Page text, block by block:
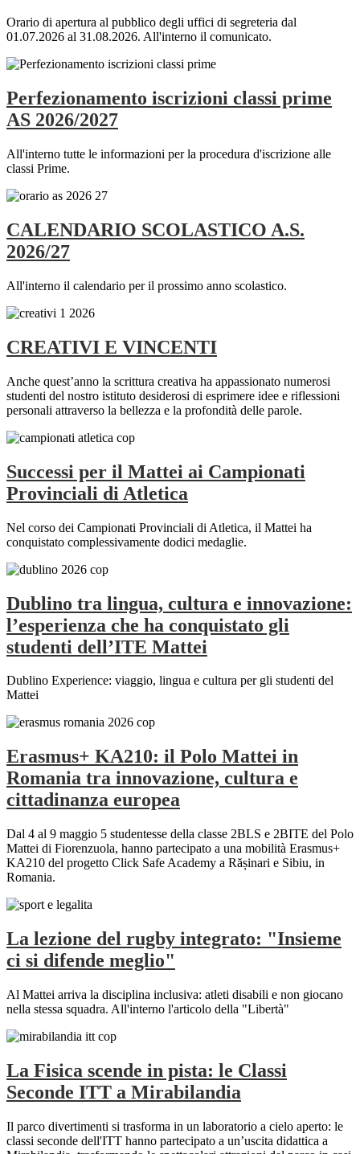
Orario di apertura al pubblico degli uffici di segreteria dal
01.07.2026 al 31.08.2026. All'interno il comunicato.
Perfezionamento iscrizioni classi prime
AS 2026/2027
All'interno tutte le informazioni per la procedura d'iscrizione alle
classi Prime.
CALENDARIO SCOLASTICO A.S.
2026/27
All'interno il calendario per il prossimo anno scolastico.
CREATIVI E VINCENTI
Anche quest’anno la scrittura creativa ha appassionato numerosi
studenti del nostro istituto desiderosi di esprimere idee e riflessioni
personali attraverso la bellezza e la profondità delle parole.
Successi per il Mattei ai Campionati
Provinciali di Atletica
Nel corso dei Campionati Provinciali di Atletica, il Mattei ha
conquistato complessivamente dodici medaglie.
Dublino tra lingua, cultura e innovazione:
l’esperienza che ha conquistato gli
studenti dell’ITE Mattei
Dublino Experience: viaggio, lingua e cultura per gli studenti del
Mattei
Erasmus+ KA210: il Polo Mattei in
Romania tra innovazione, cultura e
cittadinanza europea
Dal 4 al 9 maggio 5 studentesse della classe 2BLS e 2BITE del Polo
Mattei di Fiorenzuola, hanno partecipato a una mobilità Erasmus+
KA210 del progetto Click Safe Academy a Rășinari e Sibiu, in
Romania.
La lezione del rugby integrato: "Insieme
ci si difende meglio"
Al Mattei arriva la disciplina inclusiva: atleti disabili e non giocano
nella stessa squadra. All'interno l'articolo della "Libertà"
La Fisica scende in pista: le Classi
Seconde ITT a Mirabilandia
Il parco divertimenti si trasforma in un laboratorio a cielo aperto: le
classi seconde dell'ITT hanno partecipato a un’uscita didattica a